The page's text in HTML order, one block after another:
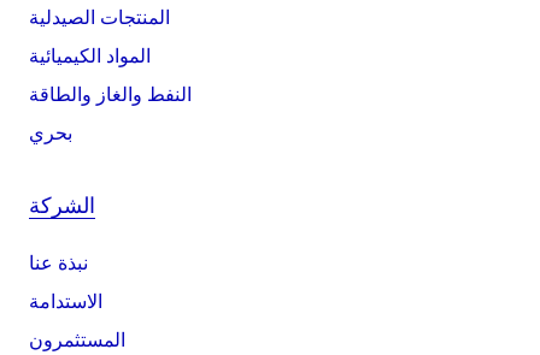
المنتجات الصيدلية
المواد الكيميائية
النفط والغاز والطاقة
بحري
الشركة
نبذة عنا
الاستدامة
المستثمرون